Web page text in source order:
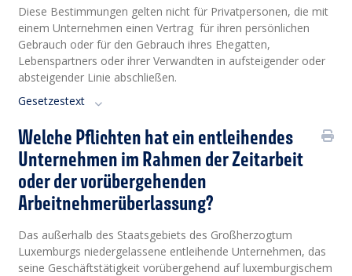
Diese Bestimmungen gelten nicht für Privatpersonen, die mit
einem Unternehmen einen Vertrag für ihren persönlichen
Gebrauch oder für den Gebrauch ihres Ehegatten,
Lebenspartners oder ihrer Verwandten in aufsteigender oder
absteigender Linie abschließen.
Gesetzestext
Welche Pflichten hat ein entleihendes
Unternehmen im Rahmen der Zeitarbeit
oder der vorübergehenden
Arbeitnehmerüberlassung?
Das außerhalb des Staatsgebiets des Großherzogtum
Luxemburgs niedergelassene entleihende Unternehmen, das
seine Geschäftstätigkeit vorübergehend auf luxemburgischem